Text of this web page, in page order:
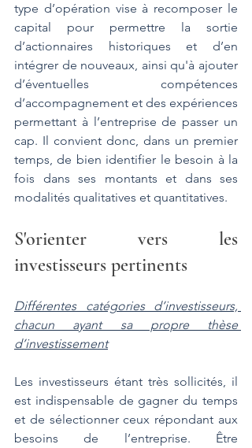
type d’opération vise à recomposer le
capital pour permettre la sortie
d’actionnaires historiques et d’en
intégrer de nouveaux, ainsi qu'à ajouter
d’éventuelles compétences
d’accompagnement et des expériences
permettant à l’entreprise de passer un
cap. Il convient donc, dans un premier
temps, de bien identifier le besoin à la
fois dans ses montants et dans ses
modalités qualitatives et quantitatives.
S'orienter vers les
investisseurs pertinents
Différentes catégories d’investisseurs,
chacun ayant sa propre thèse
d’investissement
Les investisseurs étant très sollicités, il
est indispensable de gagner du temps
et de sélectionner ceux répondant aux
besoins de l’entreprise. Être